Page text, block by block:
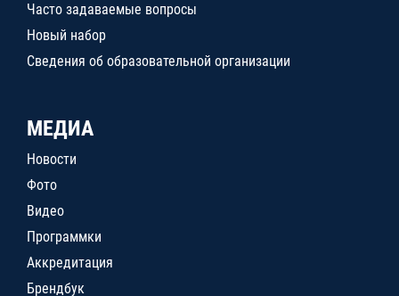
Часто задаваемые вопросы
Новый набор
Сведения об образовательной организации
МЕДИА
Новости
Фото
Видео
Программки
Аккредитация
Брендбук